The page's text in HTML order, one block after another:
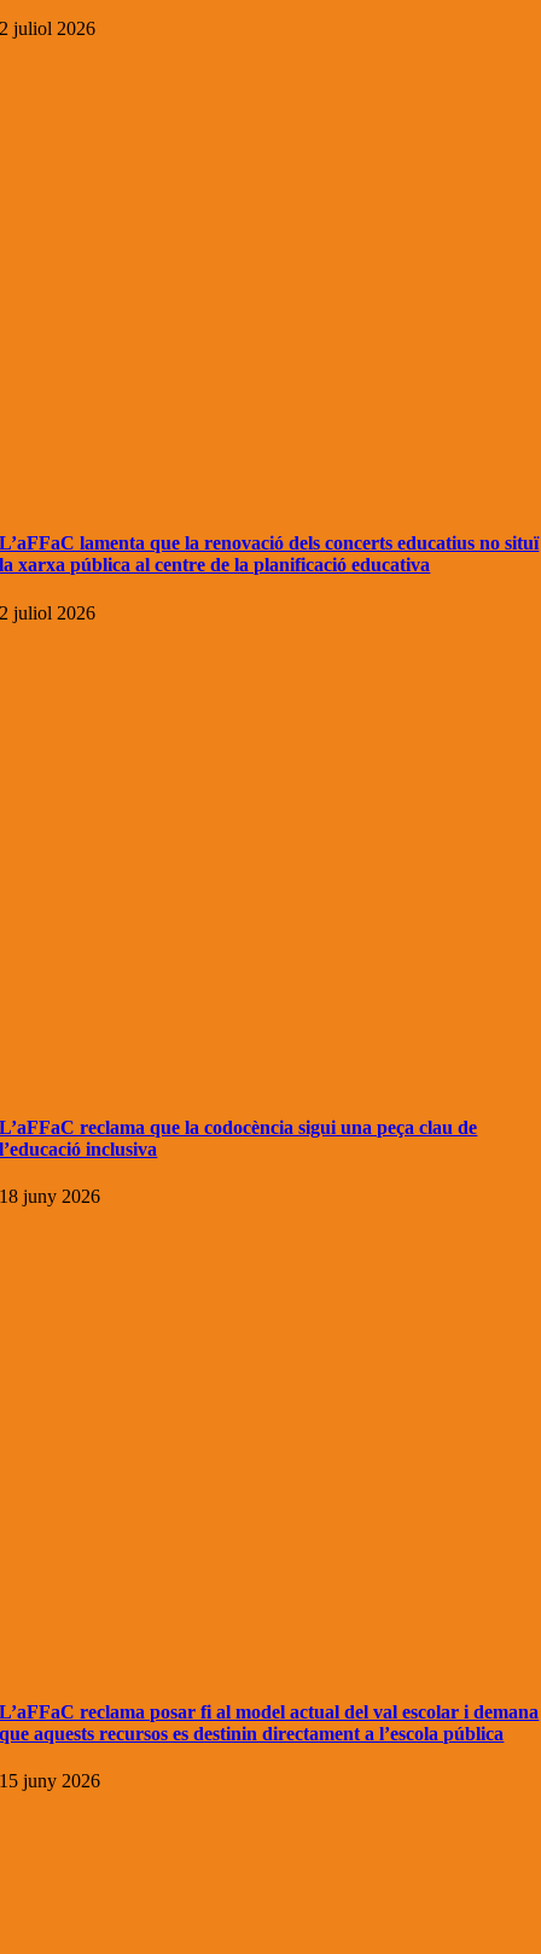
2 juliol 2026
L’aFFaC lamenta que la renovació dels concerts educatius no situï
la xarxa pública al centre de la planificació educativa
2 juliol 2026
L’aFFaC reclama que la codocència sigui una peça clau de
l’educació inclusiva
18 juny 2026
L’aFFaC reclama posar fi al model actual del val escolar i demana
que aquests recursos es destinin directament a l’escola pública
15 juny 2026